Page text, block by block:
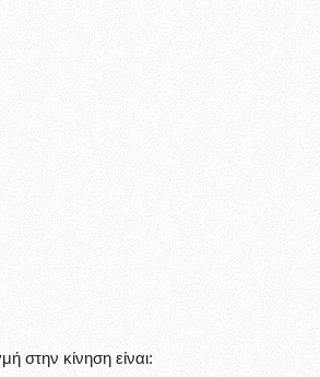
στην κίνηση είναι: